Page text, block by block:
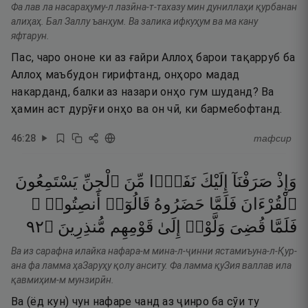
Фа лав ла насараҳуму-л лазӣна-т-тахазу мин дуниллаҳи қурбанан
алиҳаҳ. Бал Заллу ъанҳум. Ва залика ифкуҳум ва ма кану
яфтарун.
Пас, чаро ононе ки аз ғайри Аллоҳ барои тақарруб ба
Аллоҳ маъбудон гирифтанд, онҳоро мадад
накарданд, балки аз назари онҳо гум шуданд? Ва
ҳамин аст дурӯғи онҳо ва он чӣ, ки бармебофтанд.
46:28 тафсир
وَإِذْ صَرَفْنَآ إِلَيْكَ نَفَرًۭا مِّنَ ٱلْجِنِّ يَسْتَمِعُونَ
ٱلْقُرْءَانَ فَلَمَّا حَضَرُوهُ قَالُوٓا۟
أَنصِتُوا۟ ۖ
فَلَمَّا قُضِىَ وَلَّوْا۟ إِلَىٰ قَوْمِهِم مُّنذِرِينَ ۝٢٩
Ва из сарафна илайка нафара-м мина-л-ҷинни ястамиъуна-л-Қур-
ана фа ламма ҳаЗаруҳу қолу анситу. Фа ламма қуЗия валлав ила
қавмиҳим-м мунзирӣн.
Ва (ёд кун) чун нафаре чанд аз ҷинро ба сӯи ту